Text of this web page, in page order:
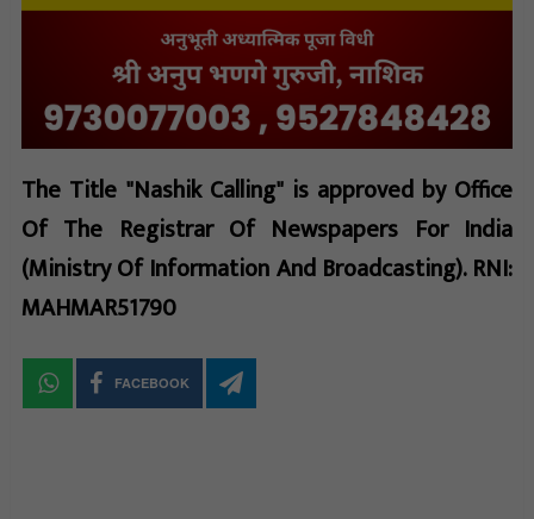
The Title "Nashik Calling" is approved by Office
Of The Registrar Of Newspapers For India
(Ministry Of Information And Broadcasting). RNI:
MAHMAR51790
FACEBOOK